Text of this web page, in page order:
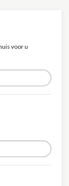
voor u